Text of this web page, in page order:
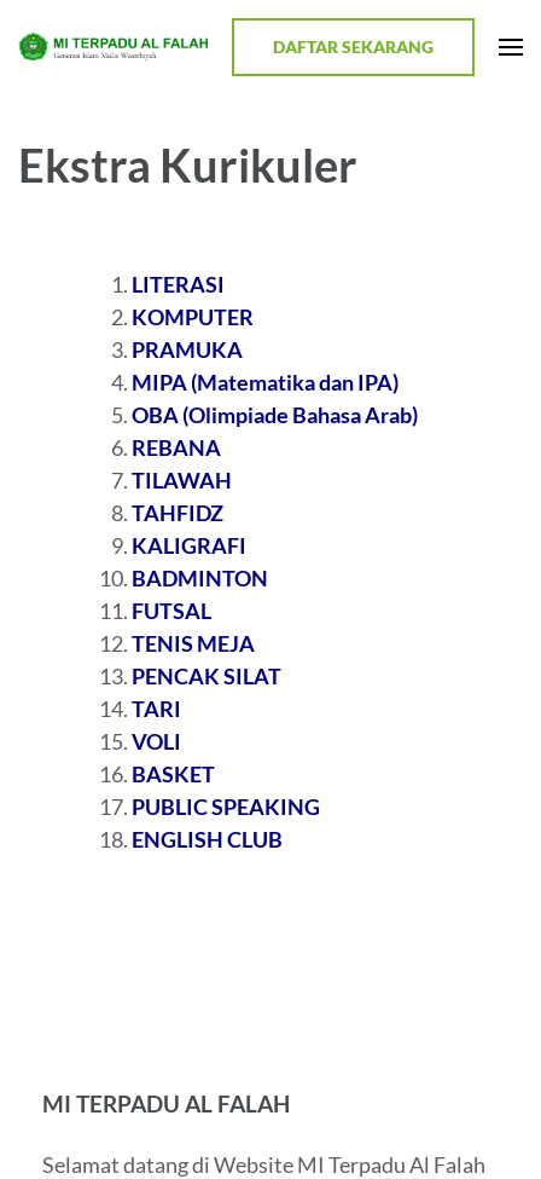
ke
Enter)
MI TERPADU AL FALAH
Terwujudnya Generasi Religius dan Berkualitas
DAFTAR SEKARANG
Ekstra Kurikuler
LITERASI
KOMPUTER
PRAMUKA
MIPA (Matematika dan IPA)
OBA (Olimpiade Bahasa Arab)
REBANA
TILAWAH
TAHFIDZ
KALIGRAFI
BADMINTON
FUTSAL
TENIS MEJA
PENCAK SILAT
TARI
VOLI
BASKET
PUBLIC SPEAKING
ENGLISH CLUB
MI TERPADU AL FALAH
Selamat datang di Website MI Terpadu Al Falah